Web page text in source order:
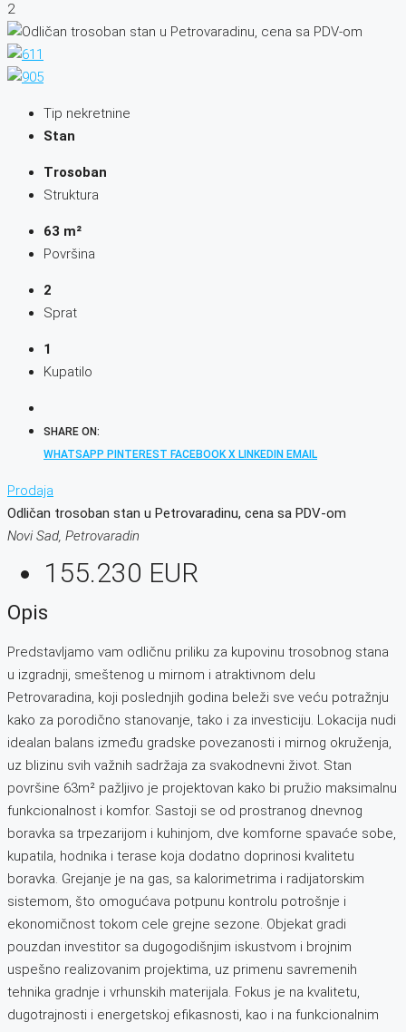
2
Tip nekretnine
Stan
Trosoban
Struktura
63 m²
Površina
2
Sprat
1
Kupatilo
SHARE ON:
WHATSAPP PINTEREST FACEBOOK X LINKEDIN EMAIL
Prodaja
Odličan trosoban stan u Petrovaradinu, cena sa PDV-om
Novi Sad, Petrovaradin
155.230 EUR
Opis
Predstavljamo vam odličnu priliku za kupovinu trosobnog stana
u izgradnji, smeštenog u mirnom i atraktivnom delu
Petrovaradina, koji poslednjih godina beleži sve veću potražnju
kako za porodično stanovanje, tako i za investiciju. Lokacija nudi
idealan balans između gradske povezanosti i mirnog okruženja,
uz blizinu svih važnih sadržaja za svakodnevni život. Stan
površine 63m² pažljivo je projektovan kako bi pružio maksimalnu
funkcionalnost i komfor. Sastoji se od prostranog dnevnog
boravka sa trpezarijom i kuhinjom, dve komforne spavaće sobe,
kupatila, hodnika i terase koja dodatno doprinosi kvalitetu
boravka. Grejanje je na gas, sa kalorimetrima i radijatorskim
sistemom, što omogućava potpunu kontrolu potrošnje i
ekonomičnost tokom cele grejne sezone. Objekat gradi
pouzdan investitor sa dugogodišnjim iskustvom i brojnim
uspešno realizovanim projektima, uz primenu savremenih
tehnika gradnje i vrhunskih materijala. Fokus je na kvalitetu,
dugotrajnosti i energetskoj efikasnosti, kao i na funkcionalnim